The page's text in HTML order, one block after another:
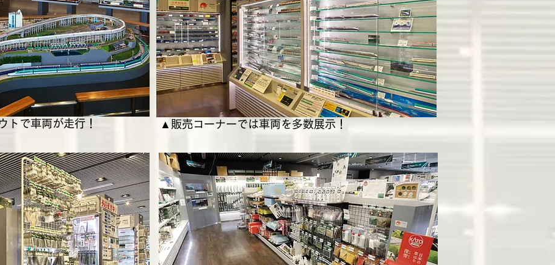
トで車両が走行！ ▲販売コーナーでは車両を多数展示！